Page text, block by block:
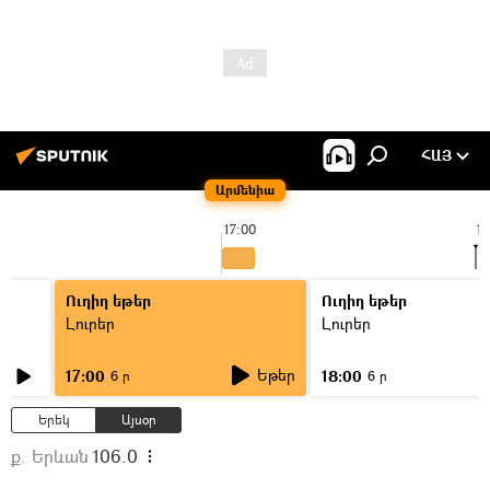
Արմենիա
ՀԱՅ
17:00
Ուղիղ եթեր
Լուրեր
17:00 6 ր Եթեր
Ուղիղ եթեր
Լուրեր
18:00 6 ր
Երեկ Այսօր
ք. Երևան 106.0